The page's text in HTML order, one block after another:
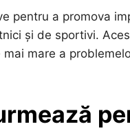
pentru a promova
și de sportivi.
mare a